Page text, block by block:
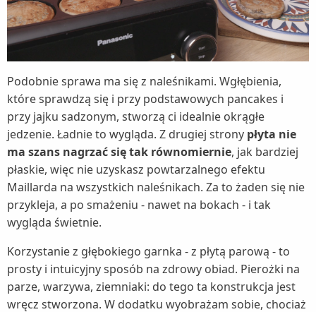
Podobnie sprawa ma się z naleśnikami. Wgłębienia,
które sprawdzą się i przy podstawowych pancakes i
przy jajku sadzonym, stworzą ci idealnie okrągłe
jedzenie. Ładnie to wygląda. Z drugiej strony płyta nie
ma szans nagrzać się tak równomiernie, jak bardziej
płaskie, więc nie uzyskasz powtarzalnego efektu
Maillarda na wszystkich naleśnikach. Za to żaden się nie
przykleja, a po smażeniu - nawet na bokach - i tak
wygląda świetnie.
Korzystanie z głębokiego garnka - z płytą parową - to
prosty i intuicyjny sposób na zdrowy obiad. Pierożki na
parze, warzywa, ziemniaki: do tego ta konstrukcja jest
wręcz stworzona. W dodatku wyobrażam sobie, chociaż